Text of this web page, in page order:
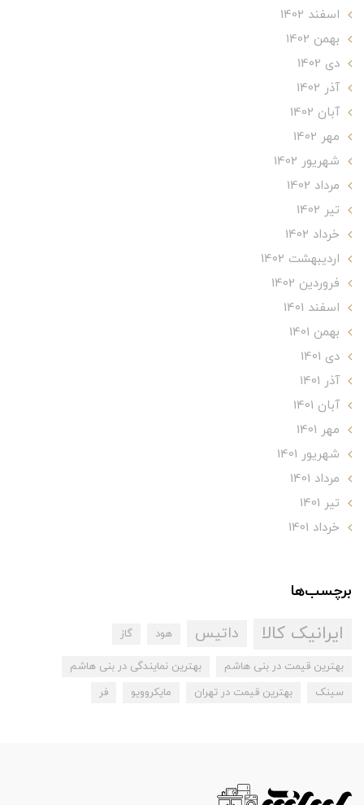
اسفند 1402
بهمن 1402
دی 1402
آذر 1402
آبان 1402
مهر 1402
شهریور 1402
مرداد 1402
تير 1402
خرداد 1402
ارديبهشت 1402
فروردین 1402
اسفند 1401
بهمن 1401
دی 1401
آذر 1401
آبان 1401
مهر 1401
شهریور 1401
مرداد 1401
تير 1401
خرداد 1401
برچسب‌ها
ایرانیک کالا داتیس هود گاز
بهترین قیمت در بنی هاشم
بهترین نمایندگی در بنی هاشم
سینک
بهترین قیمت در تهران مایکروویو فر